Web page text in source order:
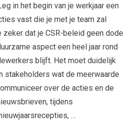
in het begin van je werkjaar een
vast die je met je team zal
zeker dat je CSR-beleid geen dode
aspect een heel jaar rond
blijft. Het moet duidelijk
stakeholders wat de meerwaarde
over de acties en de
tijdens
…